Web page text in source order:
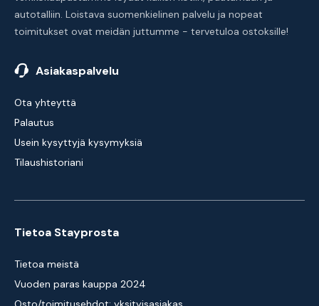
autotalliin. Loistava suomenkielinen palvelu ja nopeat
toimitukset ovat meidän juttumme - tervetuloa ostoksille!
Asiakaspalvelu
Ota yhteyttä
Palautus
Usein kysyttyjä kysymyksiä
Tilaushistoriani
Tietoa Stayprosta
Tietoa meistä
Vuoden paras kauppa 2024